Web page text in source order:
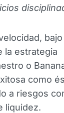
bajo
la estrategia
o
como
a riesgos
liquidez.